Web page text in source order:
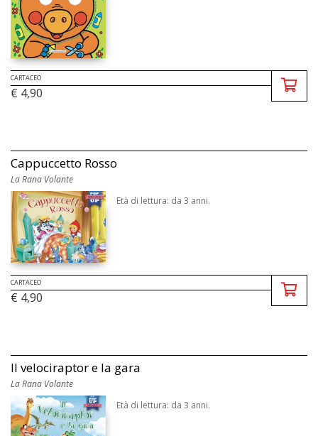
CARTACEO
€ 4,90
Cappuccetto Rosso
La Rana Volante
Età di lettura: da 3 anni.
CARTACEO
€ 4,90
Il velociraptor e la gara
La Rana Volante
Età di lettura: da 3 anni.